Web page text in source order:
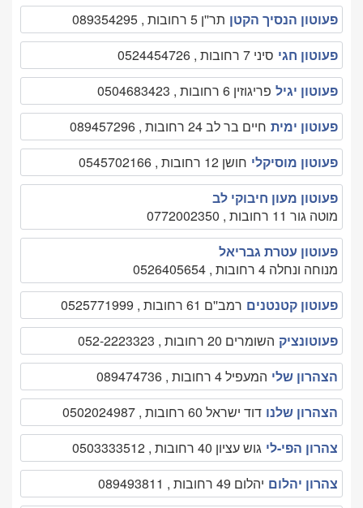
פעוטון הנסיך הקטן תר''ן 5 רחובות , 089354295
פעוטון חגי סיני 7 רחובות , 0524454726
פעוטון יגיל פריגוזין 6 רחובות , 0504683423
פעוטון ימית חיים בר לב 24 רחובות , 089457296
פעוטון מוסיקלי חושן 12 רחובות , 0545702166
פעוטון מעון חיבוקי לב
מוטה גור 11 רחובות , 0772002350
פעוטון עטרת גבריאל
מנוחה ונחלה 4 רחובות , 0526405654
פעוטון קטנטנים רמב''ם 61 רחובות , 0525771999
פעוטונציק השומרים 20 רחובות , 052-2223323
הצהרון שלי המעפיל 4 רחובות , 089474736
הצהרון שלנו דוד ישראל 60 רחובות , 0502024987
צהרון הפי-לי גוש עציון 40 רחובות , 0503333512
צהרון יהלום יהלום 49 רחובות , 089493811